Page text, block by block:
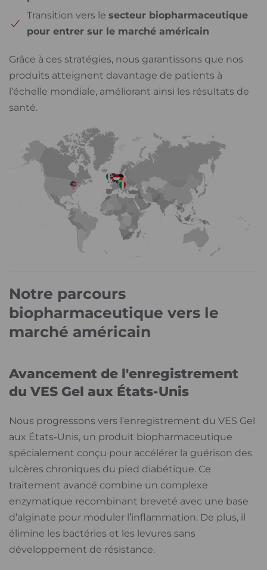
Transition vers le secteur biopharmaceutique
pour entrer sur le marché américain
Grâce à ces stratégies, nous garantissons que nos
produits atteignent davantage de patients à
l’échelle mondiale, améliorant ainsi les résultats de
santé.
Notre parcours
biopharmaceutique vers le
marché américain
Avancement de l'enregistrement
du VES Gel aux États-Unis
Nous progressons vers l’enregistrement du VES Gel
aux États-Unis, un produit biopharmaceutique
spécialement conçu pour accélérer la guérison des
ulcères chroniques du pied diabétique. Ce
traitement avancé combine un complexe
enzymatique recombinant breveté avec une base
d’alginate pour moduler l’inflammation. De plus, il
élimine les bactéries et les levures sans
développement de résistance.